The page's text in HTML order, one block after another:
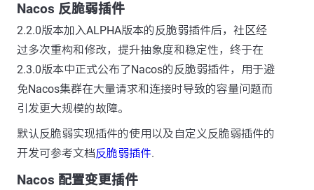
Nacos 反脆弱插件
2.2.0版本加入ALPHA版本的反脆弱插件后，社区经
过多次重构和修改，提升抽象度和稳定性，终于在
2.3.0版本中正式公布了Nacos的反脆弱插件，用于避
免Nacos集群在大量请求和连接时导致的容量问题而
引发更大规模的故障。
默认反脆弱实现插件的使用以及自定义反脆弱插件的
开发可参考文档反脆弱插件.
Nacos 配置变更插件